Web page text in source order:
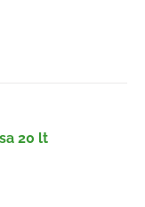
20 lt